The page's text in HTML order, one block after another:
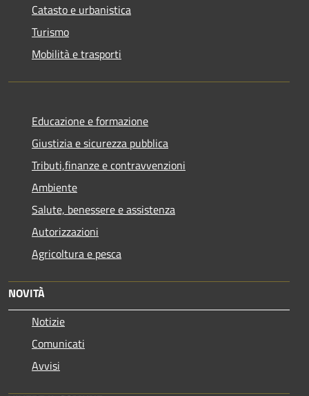
Catasto e urbanistica
Turismo
Mobilità e trasporti
Educazione e formazione
Giustizia e sicurezza pubblica
Tributi,finanze e contravvenzioni
Ambiente
Salute, benessere e assistenza
Autorizzazioni
Agricoltura e pesca
NOVITÀ
Notizie
Comunicati
Avvisi